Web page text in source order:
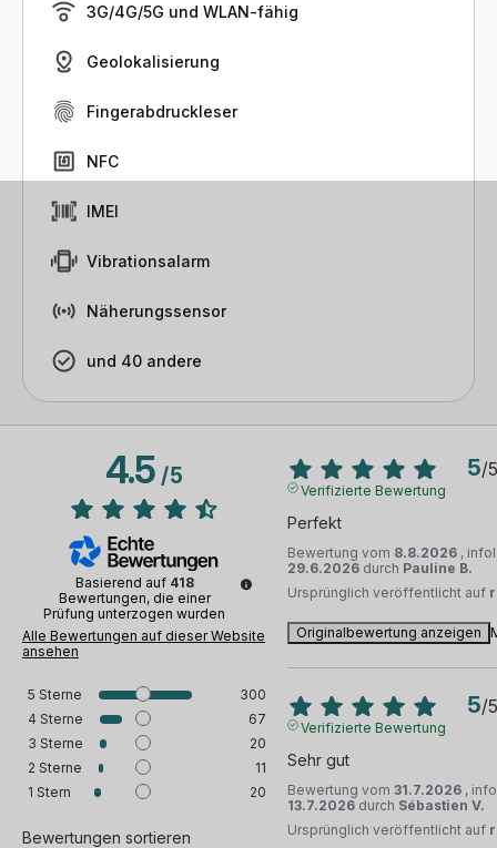
3G/4G/5G und WLAN-fähig
Geolokalisierung
Fingerabdruckleser
NFC
IMEI
Vibrationsalarm
Näherungssensor
und 40 andere
4.5/5
Basierend auf 418
Bewertungen, die einer
Prüfung unterzogen wurden
Alle Bewertungen auf dieser Website
ansehen
5 Sterne
300
4 Sterne
67
3 Sterne
20
2 Sterne
11
1 Stern 20
Bewertungen sortieren
5/5
Verifizierte Bewertung
Perfekt
Bewertung vom 8.8.2026 ,
29.6.2026 durch Pauline B.
Ursprünglich veröffentlicht auf
Originalbewertung anzeigen
5/5
Verifizierte Bewertung
Sehr gut
Bewertung vom 31.7.2026 ,
13.7.2026 durch Sébastien V.
Ursprünglich veröffentlicht auf